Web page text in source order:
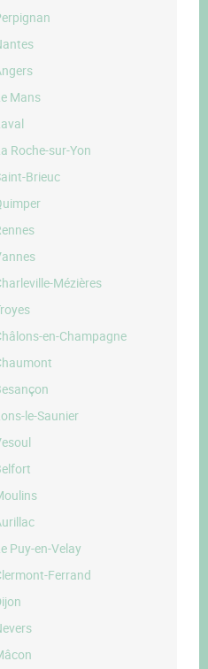
Mans
Roche-sur-Yon
Brieuc
Mézières
en-Champagne
le-Saunier
Puy-en-Velay
Ferrand